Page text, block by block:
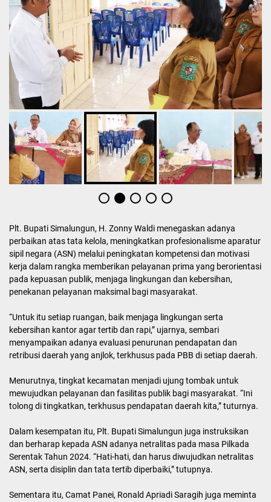
Plt. Bupati Simalungun, H. Zonny Waldi menegaskan adanya
perbaikan atas tata kelola, meningkatkan profesionalisme aparatur
sipil negara (ASN) melalui peningkatan kompetensi dan motivasi
kerja dalam rangka memberikan pelayanan prima yang berorientasi
pada kepuasan publik, menjaga lingkungan dan kebersihan,
penekanan pelayanan maksimal bagi masyarakat.
“Untuk itu setiap ruangan, baik menjaga lingkungan serta
kebersihan kantor agar tertib dan rapi,” ujarnya, sembari
menyampaikan adanya evaluasi penurunan pendapatan dan
retribusi daerah yang anjlok, terkhusus pada PBB di setiap daerah.
Menurutnya, tingkat kecamatan menjadi ujung tombak untuk
mewujudkan pelayanan dan fasilitas publik bagi masyarakat. “Ini
tolong di tingkatkan, terkhusus pendapatan daerah kita,” tuturnya.
Dalam kesempatan itu, Plt. Bupati Simalungun juga instruksikan
dan berharap kepada ASN adanya netralitas pada masa Pilkada
Serentak Tahun 2024. “Hati-hati, dan harus diwujudkan netralitas
ASN, serta disiplin dan tata tertib diperbaiki,” tutupnya.
Sementara itu, Camat Panei, Ronald Apriadi Saragih juga meminta